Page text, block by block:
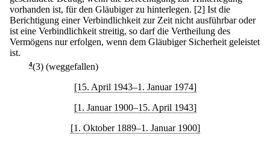
vorhanden ist, für den Gläubiger zu hinterlegen. [2] Ist die
Berichtigung einer Verbindlichkeit zur Zeit nicht ausführbar oder
ist eine Verbindlichkeit streitig, so darf die Vertheilung des
Vermögens nur erfolgen, wenn dem Gläubiger Sicherheit geleistet
ist.
4(3) (weggefallen)
[15. April 1943–1. Januar 1974]
[1. Januar 1900–15. April 1943]
[1. Oktober 1889–1. Januar 1900]